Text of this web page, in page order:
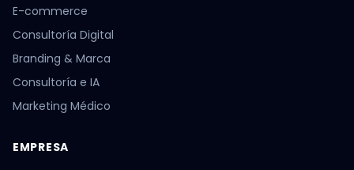
E-commerce
Consultoría Digital
Branding & Marca
Consultoría e IA
Marketing Médico
EMPRESA